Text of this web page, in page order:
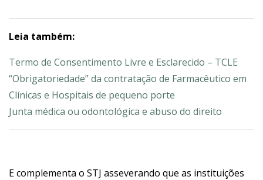
Leia também:
Termo de Consentimento Livre e Esclarecido – TCLE
“Obrigatoriedade” da contratação de Farmacêutico em
Clínicas e Hospitais de pequeno porte
Junta médica ou odontológica e abuso do direito
E complementa o STJ asseverando que as instituições